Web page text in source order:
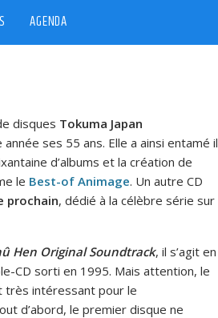
AGENDA
disques Tokuma Japan
ses 55 ans. Elle a ainsi entamé il
d’albums et la création de
le Best-of Animage. Un autre CD
prochain, dédié à la célèbre série sur
Hen Original Soundtrack, il s’agit en
CD sorti en 1995. Mais attention, le
très intéressant pour le
d’abord, le premier disque ne